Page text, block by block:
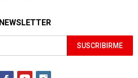
NEWSLETTER
SUSCRIBIRME